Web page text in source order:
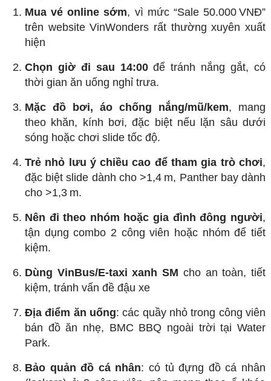
Mua vé online sớm, vì mức “Sale 50.000 VNĐ”
trên website VinWonders rất thường xuyên xuất
hiện
Chọn giờ đi sau 14:00để tránh nắng gắt, có
thời gian ăn uống nghỉ trưa.
Mặc đồ bơi, áo chống nắng/mũ/kem, mang
theo khăn, kính bơi, đặc biệt nếu lặn sâu dưới
sóng hoặc chơi slide tốc độ.
Trẻ nhỏ lưu ý chiều cao để tham gia trò chơi,
đặc biệt slide dành cho >1,4 m, Panther bay dành
cho >1,3 m.
Nên đi theo nhóm hoặc gia đình đông người,
tận dụng combo 2 công viên hoặc nhóm để tiết
kiệm.
Dùng VinBus/E‑taxi xanh SM cho an toàn, tiết
kiệm, tránh vấn đề đậu xe
Địa điểm ăn uống: các quầy nhỏ trong công viên
bán đồ ăn nhẹ, BMC BBQ ngoài trời tại Water
Park.
Bảo quản đồ cá nhân: có tủ đựng đồ cá nhân